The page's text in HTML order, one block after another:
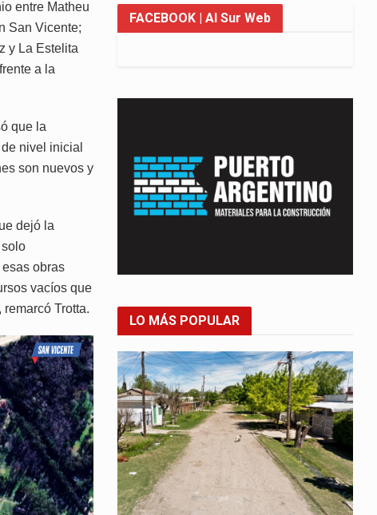
entre Matheu
San Vicente;
y La Estelita
a la
que la
nivel inicial
son nuevos y
dejó la
obras
vacíos que
Trotta.
FACEBOOK | Al Sur Web
LO MÁS POPULAR